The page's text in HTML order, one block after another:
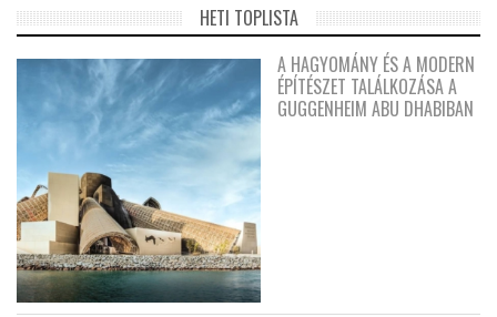
HETI TOPLISTA
A HAGYOMÁNY ÉS A MODERN
ÉPÍTÉSZET TALÁLKOZÁSA A
GUGGENHEIM ABU DHABIBAN